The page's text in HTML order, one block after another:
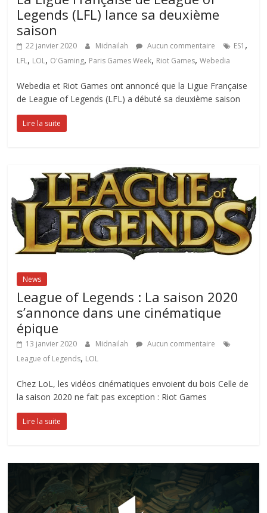
Legends (LFL) lance sa deuxième
saison
22 janvier 2020 Midnailah Aucun commentaire ES1 ,
LFL, LOL, O'Gaming, Paris Games Week, Riot Games,Webedia
Webedia et Riot Games ont annoncé que la Ligue Française
de League of Legends (LFL) a débuté sa deuxième saison
Lire la suite
News
League of Legends : La saison 2020
s’annonce dans une cinématique
épique
13 janvier 2020 Midnailah
Aucun commentaire
League of Legends, LOL
Chez LoL, les vidéos cinématiques envoient du bois Celle de
la saison 2020 ne fait pas exception : Riot Games
Lire la suite